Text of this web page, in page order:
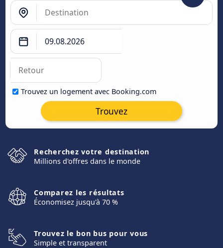
Trouvez un logement avec Booking.com
Trouvez
Recherchez votre destination
Millions d'offres dans le monde
Comparez les résultats
Économisez jusqu'à 70 %
Trouvez le bon bus pour vous
Simple et transparent